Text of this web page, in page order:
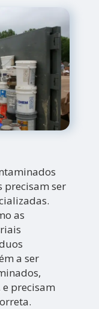
precisam ser
as
a ser
precisam